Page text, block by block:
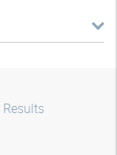
Results